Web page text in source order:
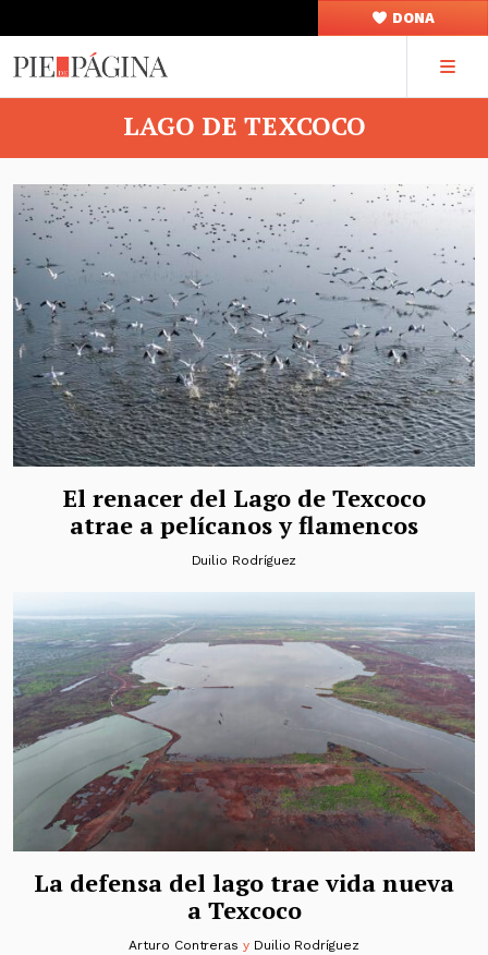
DONA
LAGO DE TEXCOCO
El renacer del Lago de Texcoco
atrae a pelícanos y flamencos
Duilio Rodríguez
La defensa del lago trae vida nueva
a Texcoco
Arturo Contreras y Duilio Rodríguez